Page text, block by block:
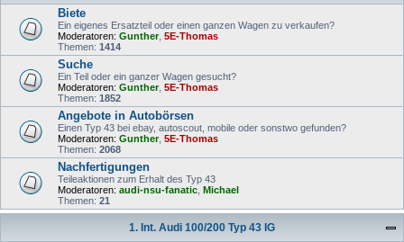
Biete
Ein eigenes Ersatzteil oder einen ganzen Wagen zu verkaufen?
Moderatoren: Gunther, 5E-Thomas
Themen: 1414
Suche
Ein Teil oder ein ganzer Wagen gesucht?
Moderatoren: Gunther, 5E-Thomas
Themen: 1852
Angebote in Autobörsen
Einen Typ 43 bei ebay, autoscout, mobile oder sonstwo gefunden?
Moderatoren: Gunther, 5E-Thomas
Themen: 2068
Nachfertigungen
Teileaktionen zum Erhalt des Typ 43
Moderatoren: audi-nsu-fanatic Michael
Themen: 21
1. Int. Audi 100/200 Typ 43 IG